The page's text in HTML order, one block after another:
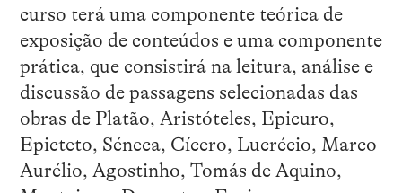
curso terá uma componente teórica de
exposição de conteúdos e uma componente
prática, que consistirá na leitura, análise e
discussão de passagens selecionadas das
obras de Platão, Aristóteles, Epicuro,
Epicteto, Séneca, Cícero, Lucrécio, Marco
Aurélio, Agostinho, Tomás de Aquino,